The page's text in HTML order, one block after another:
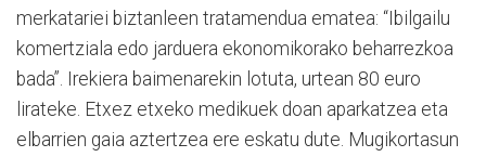
merkatariei biztanleen tratamendua ematea: “Ibilgailu
komertziala edo jarduera ekonomikorako beharrezkoa
bada”. Irekiera baimenarekin lotuta, urtean 80 euro
lirateke. Etxez etxeko medikuek doan aparkatzea eta
elbarrien gaia aztertzea ere eskatu dute. Mugikortasun